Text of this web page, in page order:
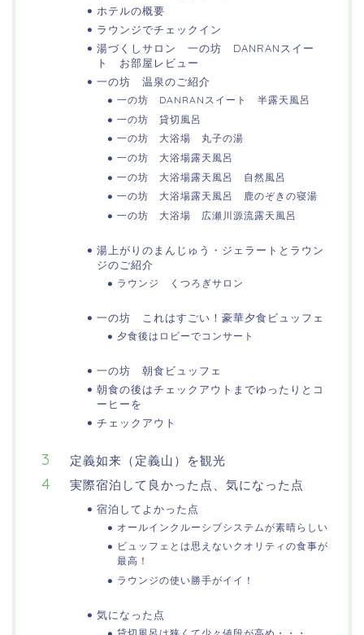
ホテルの概要
ラウンジでチェックイン
湯づくしサロン 一の坊 DANRANスイー
ト お部屋レビュー
一の坊 温泉のご紹介
一の坊 DANRANスイート 半露天風呂
一の坊 貸切風呂
一の坊 大浴場 丸子の湯
一の坊 大浴場露天風呂
一の坊 大浴場露天風呂 自然風呂
一の坊 大浴場露天風呂 鹿のぞきの寝湯
一の坊 大浴場 広瀬川源流露天風呂
湯上がりのまんじゅう・ジェラートとラウン
ジのご紹介
ラウンジ くつろぎサロン
一の坊 これはすごい！豪華夕食ビュッフェ
夕食後はロビーでコンサート
一の坊 朝食ビュッフェ
朝食の後はチェックアウトまでゆったりとコ
ーヒーを
チェックアウト
定義如来（定義山）を観光
実際宿泊して良かった点、気になった点
宿泊してよかった点
オールインクルーシブシステムが素晴らしい
ビュッフェとは思えないクオリティの食事が
最高！
ラウンジの使い勝手がイイ！
気になった点